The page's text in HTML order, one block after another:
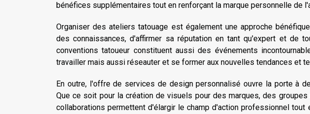
bénéfices supplémentaires tout en renforçant la marque personnelle de
Organiser des ateliers tatouage est également une approche
des connaissances, d'affirmer sa réputation en tant qu'expert et de
conventions tatoueur constituent aussi des événements
travailler mais aussi réseauter et se former aux nouvelles tendances et
En outre, l'offre de services de design personnalisé ouvre la porte à
Que ce soit pour la création de visuels pour des marques, des
collaborations permettent d'élargir le champ d'action professionnel